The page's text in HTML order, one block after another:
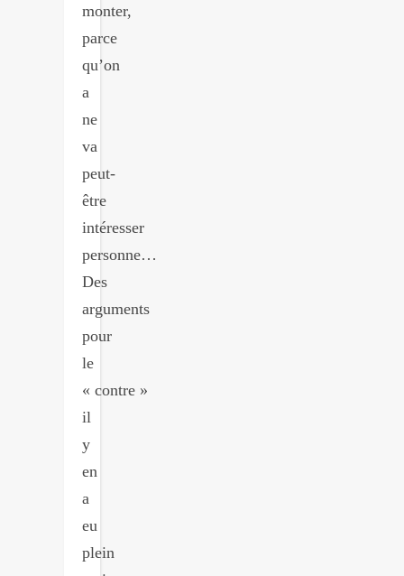
monter,
parce
qu’on
a
ne
va
peut-
être
intéresser
personne…
Des
arguments
pour
le
« contre »
il
y
en
a
eu
plein